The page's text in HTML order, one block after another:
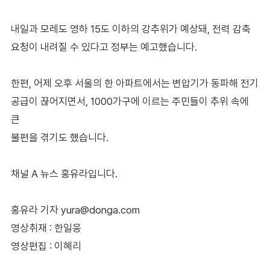
내일과 모레도 영하 15도 이하의 강추위가 예상돼, 전력 감축
요청이 내려질 수 있다고 정부는 예고했습니다.
한편, 어제 오후 서울의 한 아파트에서는 변압기가 동파해 전기
공급이 끊어지면서, 1000가구에 이르는 주민들이 추위 속에
큰
불편을 겪기도 했습니다.
채널 A 뉴스 홍유라입니다.
홍유라 기자 yura@donga.com
영상취재 : 한일웅
영상편집 : 이혜리